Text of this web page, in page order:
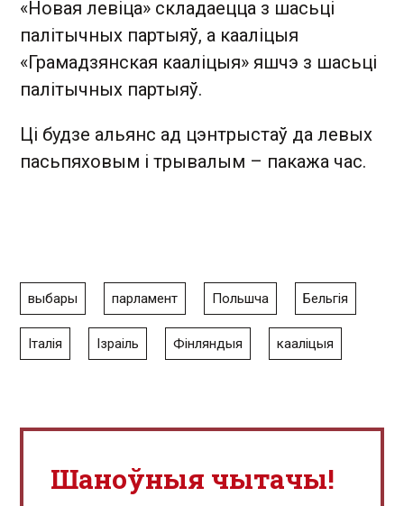
«Новая левіца» складаецца з шасьці
палітычных партыяў, а кааліцыя
«Грамадзянская кааліцыя» яшчэ з шасьці
палітычных партыяў.
Ці будзе альянс ад цэнтрыстаў да левых
пасьпяховым і трывалым – пакажа час.
выбары парламент Польшча Бельгія
Італія Ізраіль Фінляндыя кааліцыя
Шаноўныя чытачы!